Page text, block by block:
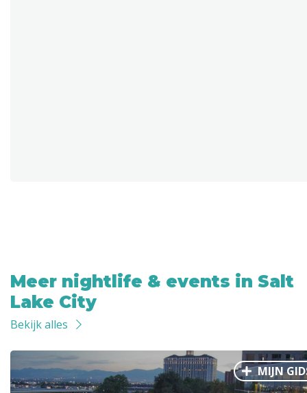
Meer nightlife & events in Salt
Lake City
Bekijk alles
MIJN